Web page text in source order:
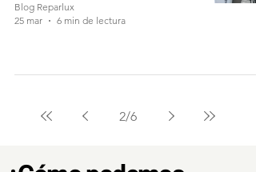
Blog Reparlux
25 mar
6 min de lectura
2/6